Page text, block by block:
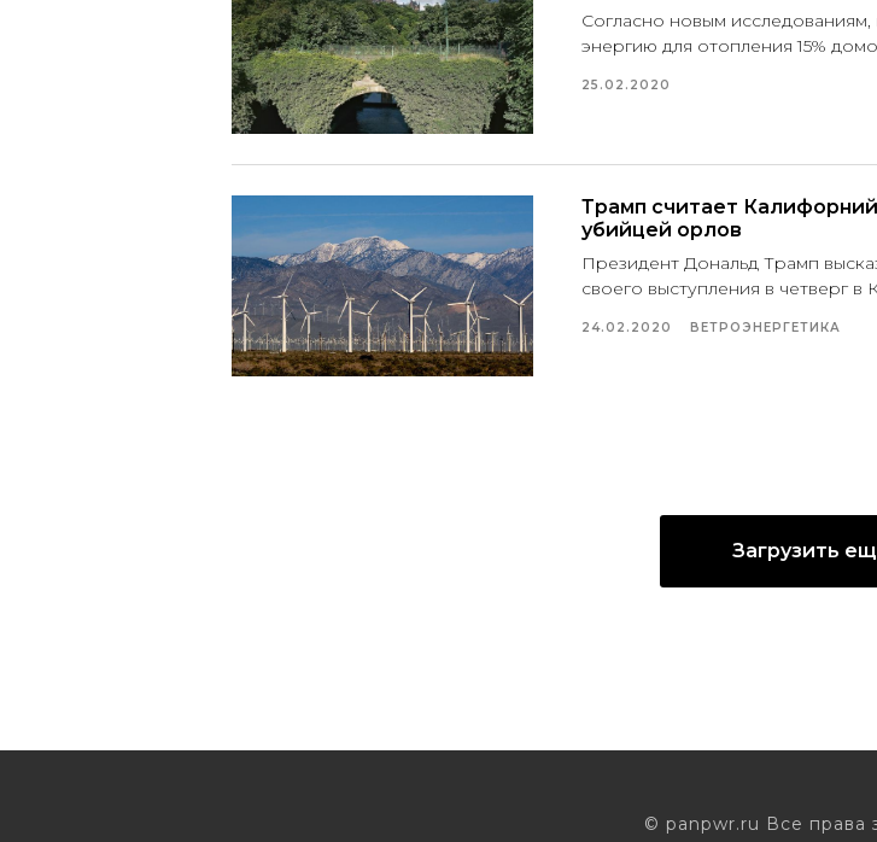
Согласно новым
энергию для отопления 15%
25.02.2020
Трамп считает
убийцей орлов
Президент Дональд Трамп
своего выступления в четверг
24.02.2020 ВЕТРОЭНЕРГЕТИКА
Загрузить
© panpwr.ru Все права